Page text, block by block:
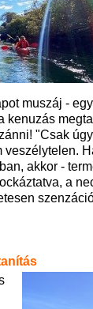
muszáj -
kenuzás
"Csak
veszélytelen.
akkor -
a